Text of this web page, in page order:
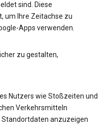
sind. Diese
um Ihre Zeitachse zu
Apps verwenden.
zu gestalten,
Nutzers wie Stoßzeiten und
Verkehrsmitteln
anzuzeigen